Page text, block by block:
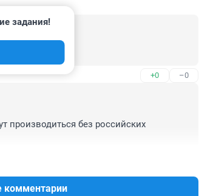
+0 –0
задания!
производиться без российских
комментарии